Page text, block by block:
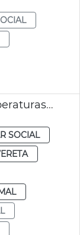
Apertura CAES por altas temperaturas agosto
SOCIAL